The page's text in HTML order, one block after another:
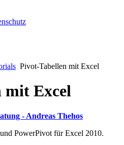
Pivot-Tabellen mit Excel
mit Excel
- Andreas Thehos
PowerPivot für Excel 2010.